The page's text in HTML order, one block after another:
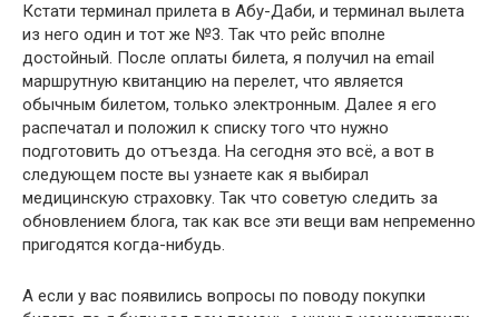
Кстати терминал прилета в Абу-Даби, и терминал вылета
из него один и тот же №3. Так что рейс вполне
достойный. После оплаты билета, я получил на email
маршрутную квитанцию на перелет, что является
обычным билетом, только электронным. Далее я его
распечатал и положил к списку того что нужно
подготовить до отъезда. На сегодня это всё, а вот в
следующем посте вы узнаете как я выбирал
медицинскую страховку. Так что советую следить за
обновлением блога, так как все эти вещи вам непременно
пригодятся когда-нибудь.
А если у вас появились вопросы по поводу покупки